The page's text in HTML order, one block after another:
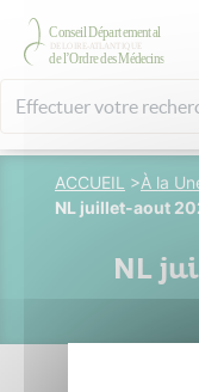
ACCUEIL >À la
NL juillet-aout
NL